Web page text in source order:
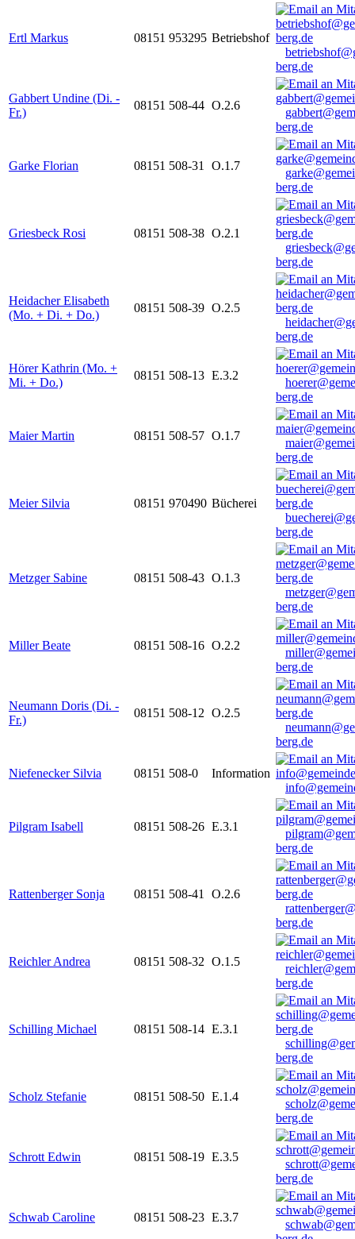
Ertl Markus 08151 953295 Betriebshof
berg.de
Gabbert Undine (Di. -
Fr.)
08151 508-44 O.2.6
berg.de
Garke Florian 08151 508-31 O.1.7
berg.de
Griesbeck Rosi 08151 508-38 O.2.1
berg.de
Heidacher Elisabeth
(Mo. + Di. + Do.)
08151 508-39 O.2.5
berg.de
Hörer Kathrin (Mo. +
Mi. + Do.)
08151 508-13 E.3.2
berg.de
Maier Martin 08151 508-57 O.1.7
berg.de
Meier Silvia 08151 970490 Bücherei
berg.de
Metzger Sabine 08151 508-43 O.1.3
berg.de
Miller Beate 08151 508-16 O.2.2
berg.de
Neumann Doris (Di. -
Fr.)
08151 508-12 O.2.5
berg.de
Niefenecker Silvia 08151 508-0
Information
Pilgram Isabell 08151 508-26 E.3.1
berg.de
Rattenberger Sonja 08151 508-41
O.2.6
berg.de
Reichler Andrea 08151 508-32 O.1.5
berg.de
Schilling Michael 08151 508-14 E.3.1
berg.de
Scholz Stefanie 08151 508-50 E.1.4
berg.de
Schrott Edwin 08151 508-19 E.3.5
berg.de
Schwab Caroline 08151 508-23 E.3.7